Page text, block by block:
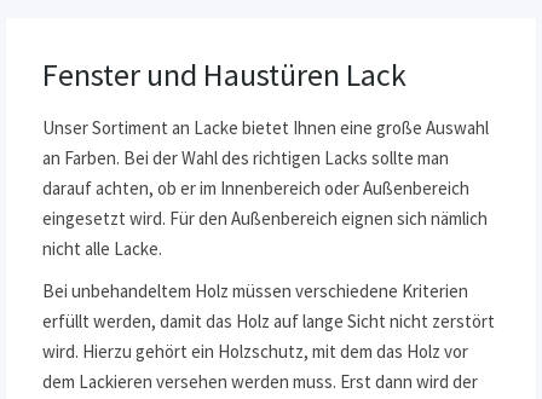
Fenster und Haustüren Lack
Unser Sortiment an Lacke bietet Ihnen eine große Auswahl
an Farben. Bei der Wahl des richtigen Lacks sollte man
darauf achten, ob er im Innenbereich oder Außenbereich
eingesetzt wird. Für den Außenbereich eignen sich nämlich
nicht alle Lacke.
Bei unbehandeltem Holz müssen verschiedene Kriterien
erfüllt werden, damit das Holz auf lange Sicht nicht zerstört
wird. Hierzu gehört ein Holzschutz, mit dem das Holz vor
dem Lackieren versehen werden muss. Erst dann wird der